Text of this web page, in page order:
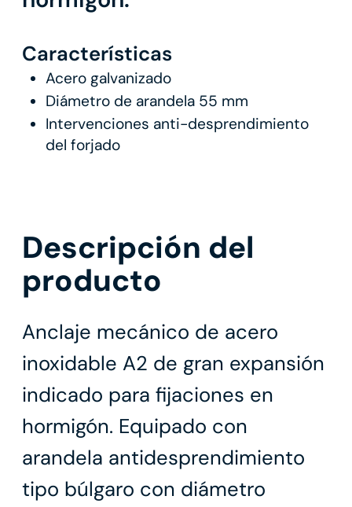
Características
Acero galvanizado
Diámetro de arandela 55 mm
Intervenciones anti-desprendimiento
del forjado
Descripción del
producto
Anclaje mecánico de acero
inoxidable A2 de gran expansión
indicado para fijaciones en
hormigón. Equipado con
arandela antidesprendimiento
tipo búlgaro con diámetro